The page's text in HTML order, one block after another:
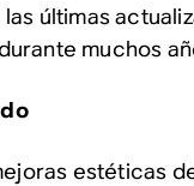
últimas
muchos
estéticas